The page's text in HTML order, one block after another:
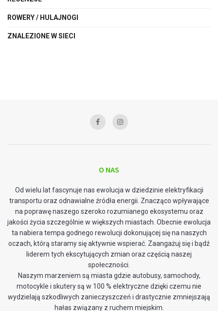
ROWERY / HULAJNOGI
ZNALEZIONE W SIECI
O NAS
Od wielu lat fascynuje nas ewolucja w dziedzinie elektryfikacji
transportu oraz odnawialne źródła energii. Znacząco wpływające
na poprawę naszego szeroko rozumianego ekosystemu oraz
jakości życia szczególnie w większych miastach. Obecnie ewolucja
ta nabiera tempa godnego rewolucji dokonującej się na naszych
oczach, którą staramy się aktywnie wspierać. Zaangażuj się i bądź
liderem tych ekscytujących zmian oraz częścią naszej
społeczności.
Naszym marzeniem są miasta gdzie autobusy, samochody,
motocykle i skutery są w 100 % elektryczne dzięki czemu nie
wydzielają szkodliwych zanieczyszczeń i drastycznie zmniejszają
hałas związany z ruchem miejskim.